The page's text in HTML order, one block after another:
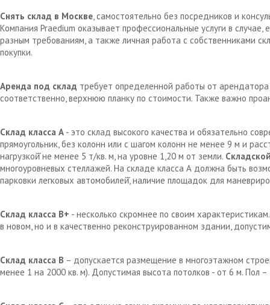
Снять склад в Москве, самостоятельно без посредников и
Компания Praedium оказывает профессиональные услуги в
разным требованиям, а также личная работа с собственниками
покупки.
Аренда под склад требует определенной работы от
соответственно, верхнюю планку по стоимости. Также важно
Склад класса А - это склад высокого качества и обязательно
прямоугольник, без колонн или с шагом колонн не менее 9 м и
нагрузкой̆ не менее 5 т/кв. м, на уровне 1,20 м от земли.
многоуровневых стеллажей. На складе класса А должна быть
парковки легковых автомобилей̆, наличие площадок для
Склад класса В+ - несколько скромнее по своим
в новом, но и в качественно реконструированном здании,
Склад класса В – допускается размещение в многоэтажном
менее 1 на 2000 кв. м). Допустимая высота потолков - от 6 м. Пол